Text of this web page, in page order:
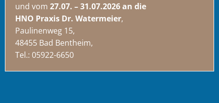
und vom 27.07. – 31.07.2026 an die
HNO Praxis Dr. Watermeier,
Paulinenweg 15,
48455 Bad Bentheim,
Tel.: 05922-6650